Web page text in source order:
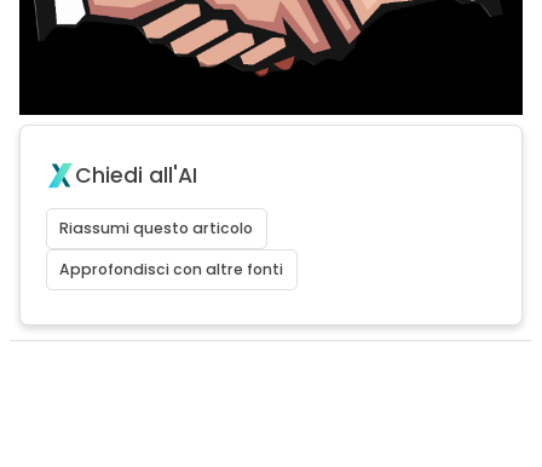
Chiedi all'AI
Riassumi questo articolo
Approfondisci con altre fonti